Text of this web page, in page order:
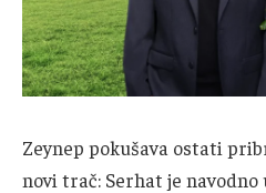
Zeynep pokušava ostati
novi trač: Serhat je navodno